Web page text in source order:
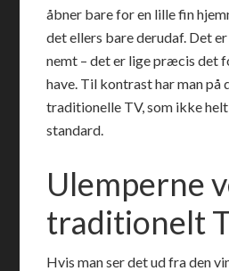
åbner bare for en lille fin
det ellers bare derudaf. Det
nemt – det er lige præcis det
have. Til kontrast har man på
traditionelle TV, som ikke
standard.
Ulemperne
traditionelt
Hvis man ser det ud fra den